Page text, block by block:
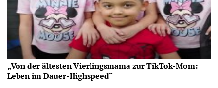
„Von der ältesten Vierlingsmama zur TikTok-Mom:
Leben im Dauer-Highspeed“